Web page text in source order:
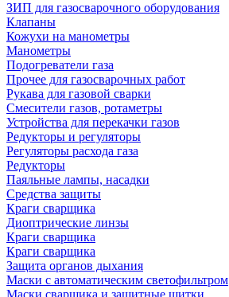
ЗИП для газосварочного оборудования
Клапаны
Кожухи на манометры
Манометры
Подогреватели газа
Прочее для газосварочных работ
Рукава для газовой сварки
Смесители газов, ротаметры
Устройства для перекачки газов
Редукторы и регуляторы
Регуляторы расхода газа
Редукторы
Паяльные лампы, насадки
Средства защиты
Краги сварщика
Диоптрические линзы
Краги сварщика
Краги сварщика
Защита органов дыхания
Маски с автоматическим светофильтром
Маски сварщика и защитные щитки